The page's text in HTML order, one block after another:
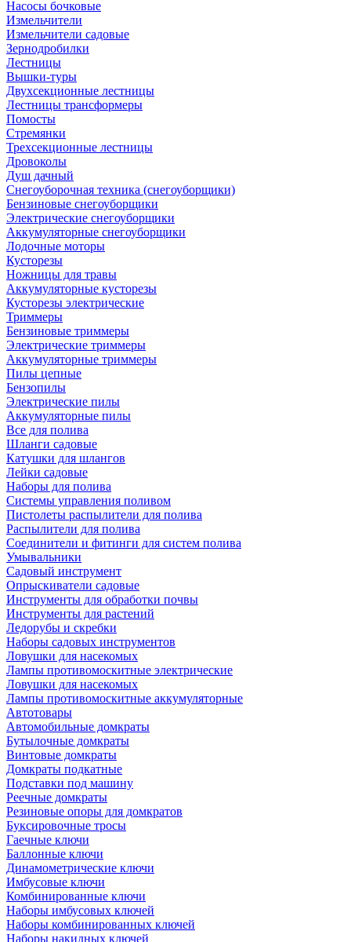
Насосы бочковые
Измельчители
Измельчители садовые
Зернодробилки
Лестницы
Вышки-туры
Двухсекционные лестницы
Лестницы трансформеры
Помосты
Стремянки
Трехсекционные лестницы
Дровоколы
Душ дачный
Снегоуборочная техника (снегоуборщики)
Бензиновые снегоуборщики
Электрические снегоуборщики
Аккумуляторные снегоуборщики
Лодочные моторы
Кусторезы
Ножницы для травы
Аккумуляторные кусторезы
Кусторезы электрические
Триммеры
Бензиновые триммеры
Электрические триммеры
Аккумуляторные триммеры
Пилы цепные
Бензопилы
Электрические пилы
Аккумуляторные пилы
Все для полива
Шланги садовые
Катушки для шлангов
Лейки садовые
Наборы для полива
Системы управления поливом
Пистолеты распылители для полива
Распылители для полива
Соединители и фитинги для систем полива
Умывальники
Садовый инструмент
Опрыскиватели садовые
Инструменты для обработки почвы
Инструменты для растений
Ледорубы и скребки
Наборы садовых инструментов
Ловушки для насекомых
Лампы противомоскитные электрические
Ловушки для насекомых
Лампы противомоскитные аккумуляторные
Автотовары
Автомобильные домкраты
Бутылочные домкраты
Винтовые домкраты
Домкраты подкатные
Подставки под машину
Реечные домкраты
Резиновые опоры для домкратов
Буксировочные тросы
Гаечные ключи
Баллонные ключи
Динамометрические ключи
Имбусовые ключи
Комбинированные ключи
Наборы имбусовых ключей
Наборы комбинированных ключей
Наборы накидных ключей